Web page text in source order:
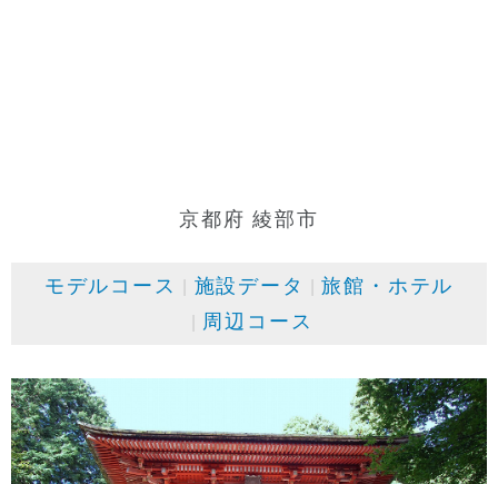
京都府 綾部市
モデルコース 施設データ
旅館・ホテル
周辺コース